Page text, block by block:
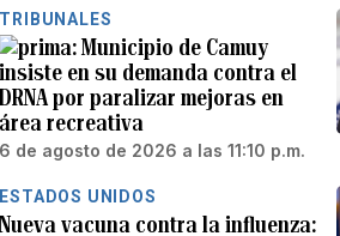
TRIBUNALES
Municipio de Camuy
insiste en su demanda contra el
DRNA por paralizar mejoras en
área recreativa
6 de agosto de 2026 a las 11:10 p.m.
ESTADOS UNIDOS
Nueva vacuna contra la influenza: